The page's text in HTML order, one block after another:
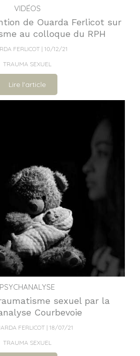
VIDÉOS
de Ouarda Ferlicot sur
au colloque du RPH
FERLICOT
10/12/21
TRAUMA SEXUEL
Lire l'article
PSYCHANALYSE
sexuel par la
Courbevoie
FERLICOT 18/07/21
TRAUMA SEXUEL